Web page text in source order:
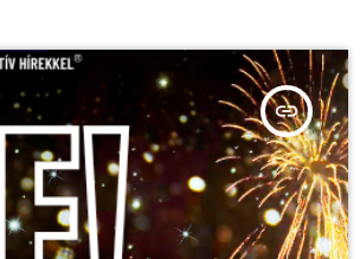
insert_link